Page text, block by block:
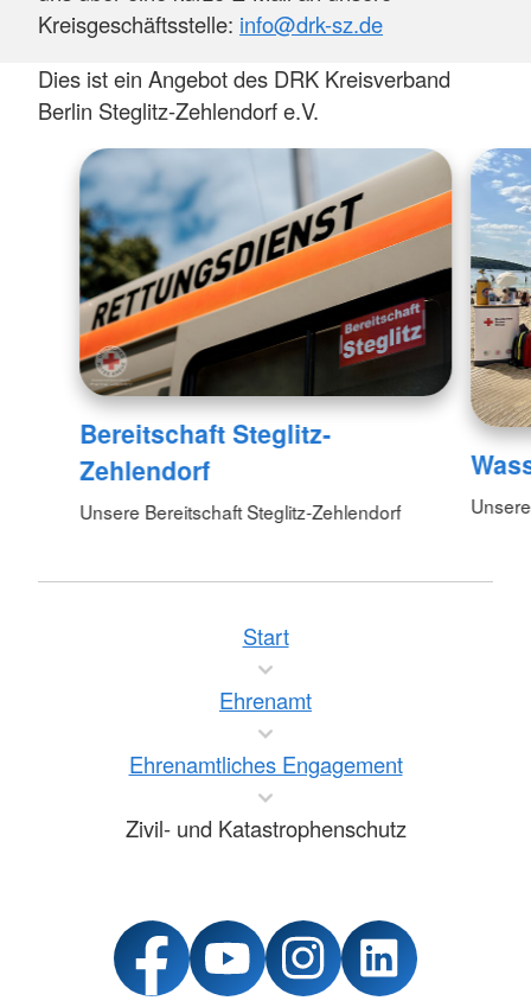
Kreisgeschäftsstelle: info@drk-sz.de
Dies ist ein Angebot des DRK Kreisverband
Berlin Steglitz-Zehlendorf e.V.
Bereitschaft Steglitz-
Zehlendorf
Unsere Bereitschaft Steglitz-Zehlendorf
Start
Ehrenamt
Ehrenamtliches Engagement
Zivil- und Katastrophenschutz